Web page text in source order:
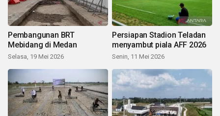
Pembangunan BRT
Mebidang di Medan
Selasa, 19 Mei 2026
Persiapan Stadion Teladan
menyambut piala AFF 2026
Senin, 11 Mei 2026